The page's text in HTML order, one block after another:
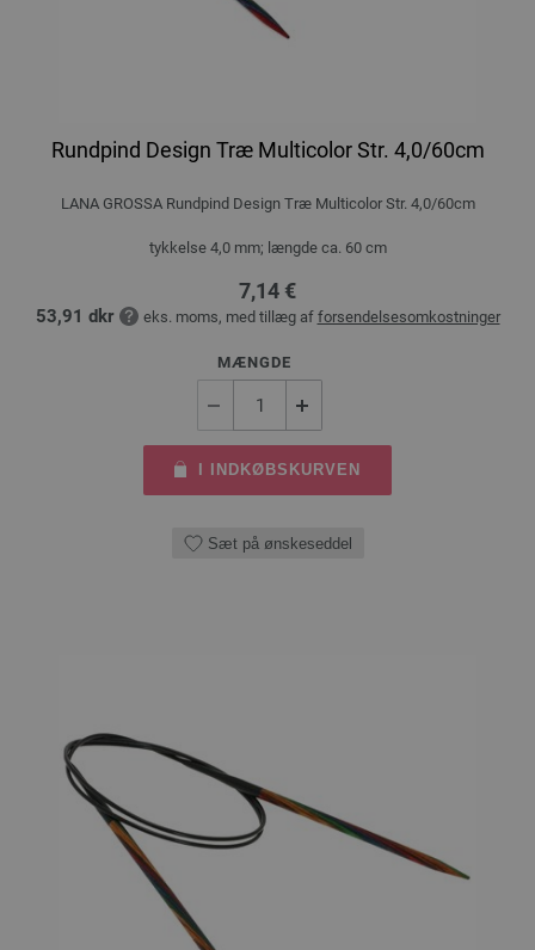
Rundpind Design Træ Multicolor Str. 4,0/60cm
LANA GROSSA Rundpind Design Træ Multicolor Str. 4,0/60cm
tykkelse 4,0 mm; længde ca. 60 cm
7,14 €
53,91 dkr eks. moms, med tillæg af forsendelsesomkostninger
MÆNGDE
I INDKØBSKURVEN
Sæt på ønskeseddel